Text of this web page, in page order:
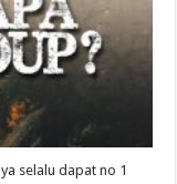
selalu dapat no 1